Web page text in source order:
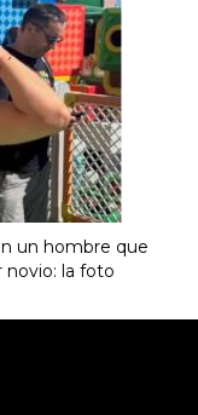
un hombre que
novio: la foto